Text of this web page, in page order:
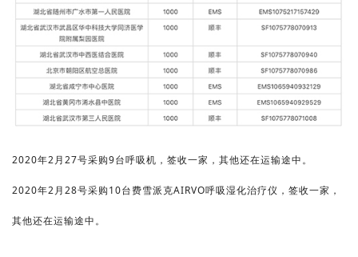
2020年2月27号采购9台呼吸机，签收一家，其他还在运输途中。
2020年2月28号采购10台费雪派克AIRVO呼吸湿化治疗仪，签收一家，
其他还在运输途中。